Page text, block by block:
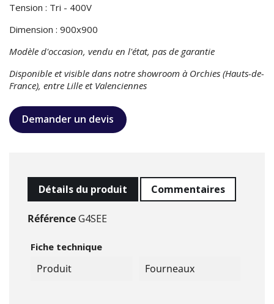
Tension : Tri - 400V
Dimension : 900x900
Modèle d'occasion, vendu en l'état, pas de garantie
Disponible et visible dans notre showroom à Orchies (Hauts-de-
France), entre Lille et Valenciennes
Demander un devis
Détails du produit Commentaires
RéférenceG4SEE
Fiche technique
Produit Fourneaux